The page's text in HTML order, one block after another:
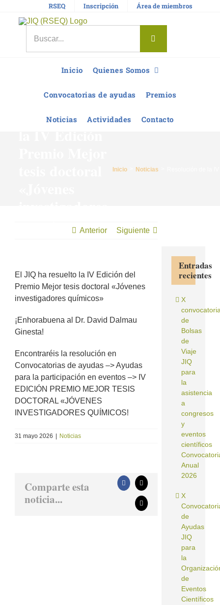
RSEQ Inscripción Área de miembros
Inicio Quienes Somos
Convocatorias de ayudas Premios
Noticias Actividades Contacto
Resolución de
químicos»
Inicio Noticias
Anterior Siguiente
El JIQ ha resuelto la IV Edición del
Premio Mejor tesis doctoral «Jóvenes
investigadores químicos»
¡Enhorabuena al Dr. David Dalmau
Ginesta!
Encontraréis la resolución en
Convocatorias de ayudas –> Ayudas
para la participación en eventos –> IV
EDICIÓN PREMIO MEJOR TESIS
DOCTORAL «JÓVENES
INVESTIGADORES QUÍMICOS!
31 mayo 2026 Noticias
Comparte esta
noticia...
Facebook
X
Correo
electrónico
Entradas
recientes
X
de
Bolsas
de
Viaje
JIQ
para
la
asistencia
a
congresos
y
eventos
científicos
Anual
2026
X
de
Ayudas
JIQ
para
la
de
Eventos
Científicos